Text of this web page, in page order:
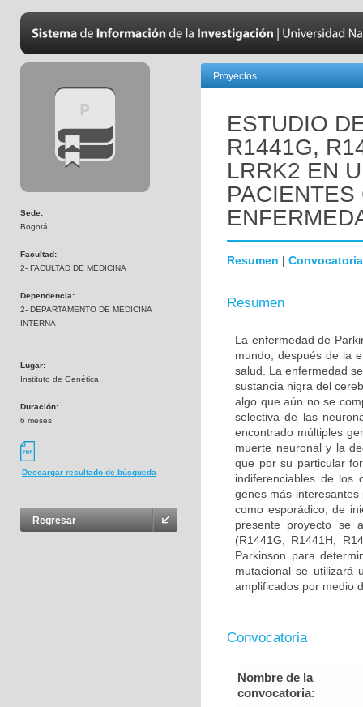
Sede:
Bogotá
Facultad:
2- FACULTAD DE MEDICINA
Dependencia:
2- DEPARTAMENTO DE MEDICINA
INTERNA
Lugar:
Instituto de Genética
Duración:
6 meses
Descargar resultado de búsqueda
Regresar
Proyectos
ESTUDIO
R1441G,
LRRK2 EN
Resumen | Convocatoria
Resumen
La enfermedad de
mundo, después de la
salud. La enfermedad
sustancia nigra del
algo que aún no se
selectiva de las
encontrado múltiples
muerte neuronal y la
que por su particular
indiferenciables de los
genes más
como esporádico, de
presente proyecto se
(R1441G, R1441H,
Parkinson para
mutacional se utilizará
amplificados por medio
Convocatoria
Nombre de la
convocatoria: